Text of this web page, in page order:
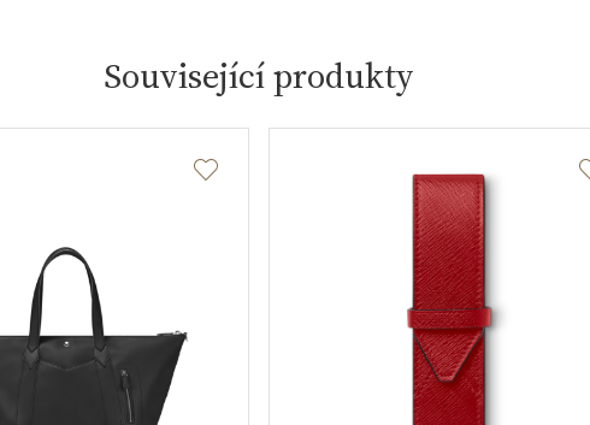
Související produkty